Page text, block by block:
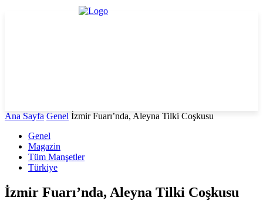
Ana Sayfa Genel İzmir Fuarı’nda, Aleyna Tilki Coşkusu
Genel
Magazin
Tüm Manşetler
Türkiye
İzmir Fuarı’nda, Aleyna Tilki Coşkusu